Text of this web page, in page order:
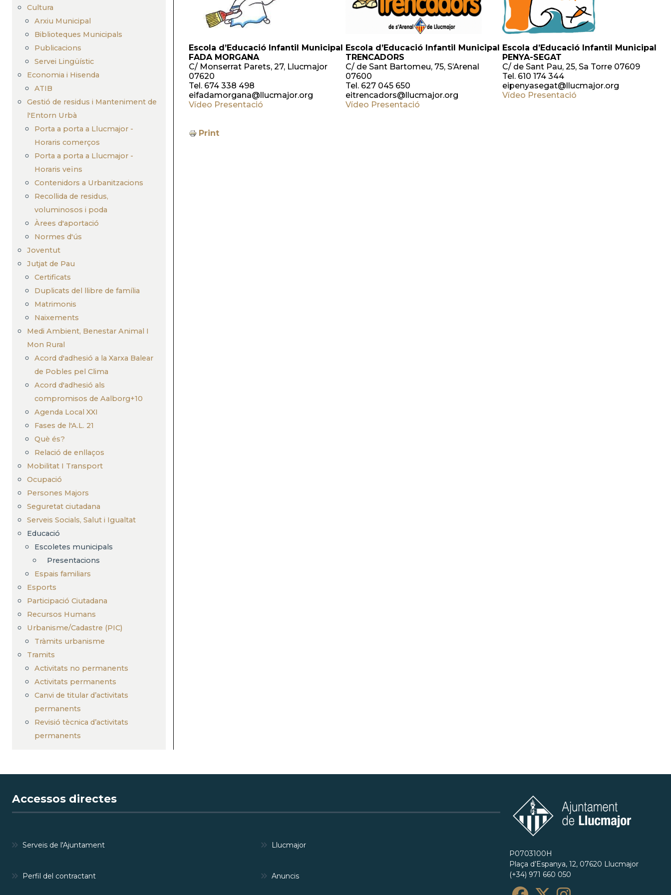
Cultura
Arxiu Municipal
Biblioteques Municipals
Publicacions
Servei Lingüístic
Economia i Hisenda
ATIB
Gestió de residus i Manteniment de
l'Entorn Urbà
Porta a porta a Llucmajor -
Horaris comerços
Porta a porta a Llucmajor -
Horaris veïns
Contenidors a Urbanitzacions
Recollida de residus,
voluminosos i poda
Àrees d'aportació
Normes d'ús
Joventut
Jutjat de Pau
Certificats
Duplicats del llibre de família
Matrimonis
Naixements
Medi Ambient, Benestar Animal I
Mon Rural
Acord d'adhesió a la Xarxa Balear
de Pobles pel Clima
Acord d'adhesió als
compromisos de Aalborg+10
Agenda Local XXI
Fases de l'A.L. 21
Què és?
Relació de enllaços
Mobilitat I Transport
Ocupació
Persones Majors
Seguretat ciutadana
Serveis Socials, Salut i Igualtat
Educació
Escoletes municipals
Presentacions
Espais familiars
Esports
Participació Ciutadana
Recursos Humans
Urbanisme/Cadastre (PIC)
Tràmits urbanisme
Tramits
Activitats no permanents
Activitats permanents
Canvi de titular d’activitats
permanents
Revisió tècnica d’activitats
permanents
Escola d’Educació Infantil Municipal
FADA MORGANA
C/ Monserrat Parets, 27, Llucmajor
07620
Tel. 674 338 498
eifadamorgana@llucmajor.org
Vídeo Presentació
Escola d’Educació Infantil Municipal
TRENCADORS
C/ de Sant Bartomeu, 75, S’Arenal
07600
Tel. 627 045 650
eitrencadors@llucmajor.org
Vídeo Presentació
Escola d’Educació Infantil Municipal
PENYA-SEGAT
C/ de Sant Pau, 25, Sa Torre 07609
Tel. 610 174 344
eipenyasegat@llucmajor.org
Vídeo Presentació
Print
Accessos directes
Serveis de l'Ajuntament Llucmajor
Perfil del contractant Anuncis
P0703100H
Plaça d’Espanya, 12, 07620 Llucmajor
(+34) 971 660 050